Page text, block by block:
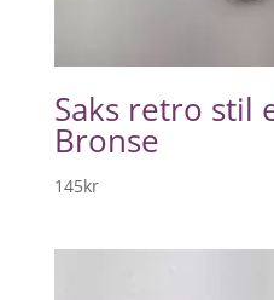
Saks retro stil
Bronse
145kr